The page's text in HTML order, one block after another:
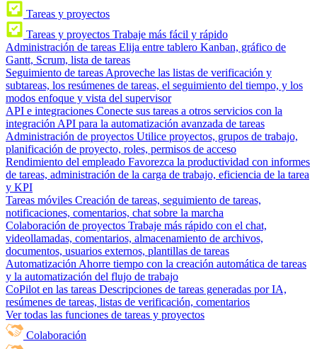
Tareas y proyectos
Tareas y proyectos Trabaje más fácil y rápido
Administración de tareas Elija entre tablero Kanban, gráfico de
Gantt, Scrum, lista de tareas
Seguimiento de tareas Aproveche las listas de verificación y
subtareas, los resúmenes de tareas, el seguimiento del tiempo, y los
modos enfoque y vista del supervisor
API e integraciones Conecte sus tareas a otros servicios con la
integración API para la automatización avanzada de tareas
Administración de proyectos Utilice proyectos, grupos de trabajo,
planificación de proyecto, roles, permisos de acceso
Rendimiento del empleado Favorezca la productividad con informes
de tareas, administración de la carga de trabajo, eficiencia de la tarea
y KPI
Tareas móviles Creación de tareas, seguimiento de tareas,
notificaciones, comentarios, chat sobre la marcha
Colaboración de proyectos Trabaje más rápido con el chat,
videollamadas, comentarios, almacenamiento de archivos,
documentos, usuarios externos, plantillas de tareas
Automatización Ahorre tiempo con la creación automática de tareas
y la automatización del flujo de trabajo
CoPilot en las tareas Descripciones de tareas generadas por IA,
resúmenes de tareas, listas de verificación, comentarios
Ver todas las funciones de tareas y proyectos
Colaboración